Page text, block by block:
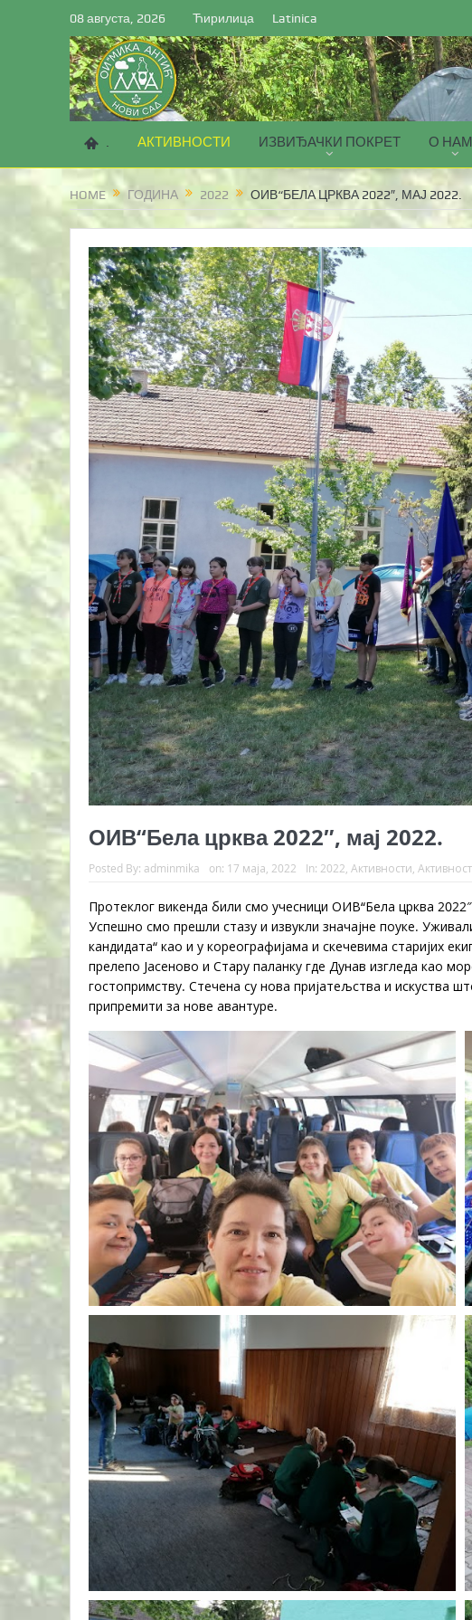
08 августа, 2026 Ћирилица Latinica
. АКТИВНОСТИ ИЗВИЂАЧКИ ПОКРЕТ О
HOME ГОДИНА 2022 ОИВ“БЕЛА ЦРКВА 2022″, МАЈ 2022.
ОИВ“Бела црква 2022″, мај 2022.
Posted By: adminmika on: 17 маја, 2022 In: 2022 Активности
Протеклог викенда били смо учесници ОИВ“Бела црква
Успешно смо прешли стазу и извукли значајне поуке.
кандидата“ као и у кореографијама и скечевима старијих
прелепо Јасеново и Стару паланку где Дунав изгледа као
гостопримству. Стечена су нова пријатељства и искуства
припремити за нове авантуре.